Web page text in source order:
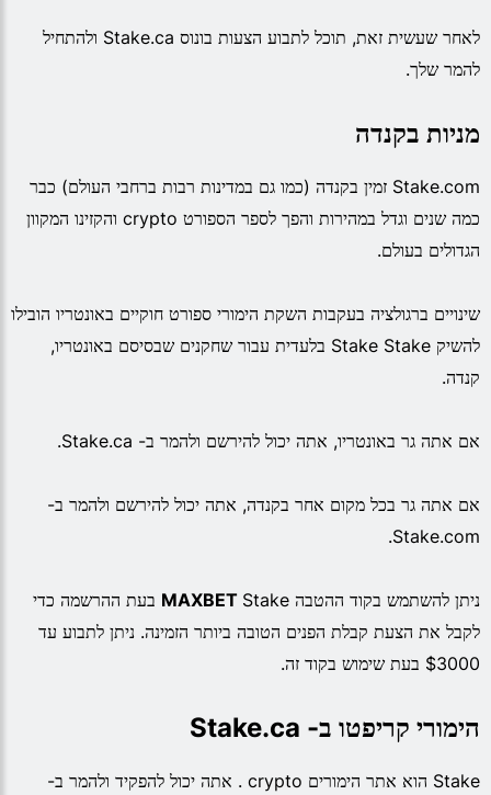
לאחר שעשית זאת, תוכל לתבוע הצעות בונוס Stake.ca ולהתחיל
להמר שלך.
מניות בקנדה
Stake.com זמין בקנדה (כמו גם במדינות רבות ברחבי העולם) כבר
כמה שנים וגדל במהירות והפך לספר הספורט crypto והקזינו המקוון
הגדולים בעולם.
שינויים ברגולציה בעקבות השקת הימורי ספורט חוקיים באונטריו הובילו
להשיק Stake Stake בלעדית עבור שחקנים שבסיסם באונטריו,
קנדה.
אם אתה גר באונטריו, אתה יכול להירשם ולהמר ב- Stake.ca.
אם אתה גר בכל מקום אחר בקנדה, אתה יכול להירשם ולהמר ב-
Stake.com.
ניתן להשתמש בקוד ההטבה MAXBET Stake בעת ההרשמה כדי
לקבל את הצעת קבלת הפנים הטובה ביותר הזמינה. ניתן לתבוע עד
$3000 בעת שימוש בקוד זה.
הימורי קריפטו ב- Stake.ca
Stake הוא אתר הימורים crypto . אתה יכול להפקיד ולהמר ב-